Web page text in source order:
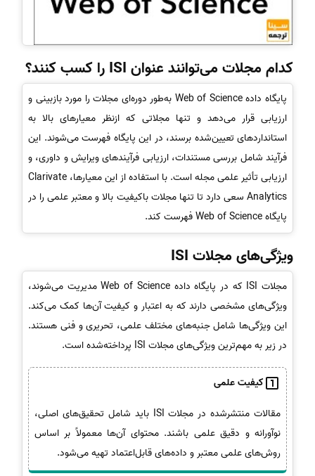
کدام مجلات می‌توانند عنوان ISI را کسب کنند؟
پایگاه داده Web of Science به‌طور دوره‌ای مجلات را مورد بازبینی و
ارزیابی قرار می‌دهد و تنها مجلاتی که ازنظر معیارهای بالا به
استانداردهای تعیین‌شده برسند، در این پایگاه فهرست می‌شوند. این
فرآیند شامل بررسی مستندات، ارزیابی فرآیندهای ویرایش و داوری، و
ارزیابی تأثیر علمی مجله است. با استفاده از این معیارها، Clarivate
Analytics سعی دارد تا تنها مجلات باکیفیت بالا و معتبر علمی را در
پایگاه Web of Science فهرست کند.
ویژگی‌های مجلات ISI
مجلات ISI که در پایگاه داده Web of Science مدیریت می‌شوند،
ویژگی‌های مشخصی دارند که به اعتبار و کیفیت آن‌ها کمک می‌کند.
این ویژگی‌ها شامل جنبه‌های مختلف علمی، تحریری و فنی هستند.
در زیر به مهم‌ترین ویژگی‌های مجلات ISI پرداخته‌شده است.
کیفیت علمی
مقالات منتشرشده در مجلات ISI باید شامل تحقیق‌های اصلی،
نوآورانه و دقیق علمی باشند. محتوای آن‌ها معمولاً بر اساس
روش‌های علمی معتبر و داده‌های قابل‌اعتماد تهیه می‌شود.